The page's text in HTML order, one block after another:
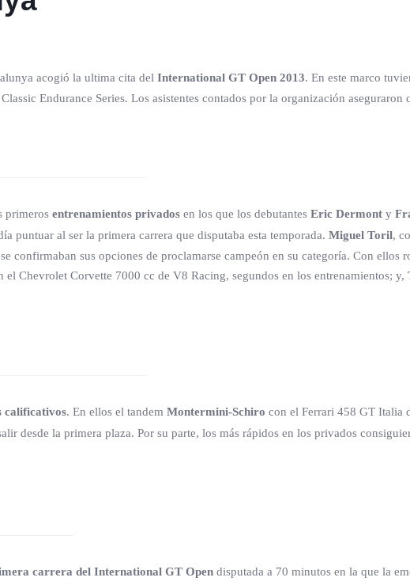
acogió la ultima cita del International GT Open 2013. En este marco
Endurance Series. Los asistentes contados por la organización
primeros entrenamientos privados en los que los debutantes Eric Dermont y
puntuar al ser la primera carrera que disputaba esta temporada. Miguel Toril,
confirmaban sus opciones de proclamarse campeón en su categoría. Con ellos
el Chevrolet Corvette 7000 cc de V8 Racing, segundos en los entrenamientos; y,
calificativos. En ellos el tandem Montermini-Schiro con el Ferrari 458 GT Italia
desde la primera plaza. Por su parte, los más rápidos en los privados
carrera del International GT Open disputada a 70 minutos en la que la